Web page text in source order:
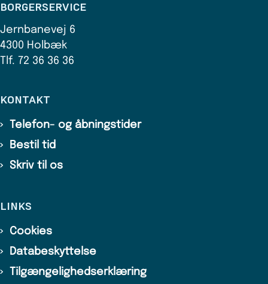
BORGERSERVICE
Jernbanevej 6
4300 Holbæk
Tlf. 72 36 36 36
KONTAKT
Telefon- og åbningstider
Bestil tid
Skriv til os
LINKS
Cookies
Databeskyttelse
Tilgængelighedserklæring